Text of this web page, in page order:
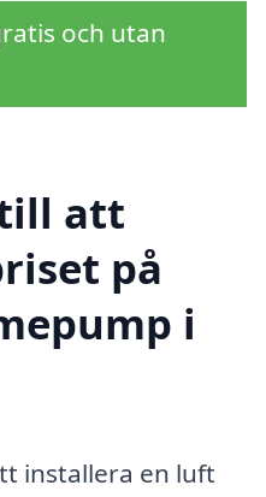
och utan
att
på
i
installera en luft